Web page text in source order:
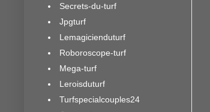
Secrets-du-turf
Jpgturf
Lemagicienduturf
Roboroscope-turf
Mega-turf
Leroisduturf
Turfspecialcouples24